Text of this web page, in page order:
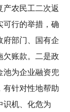
农民工二次返
可行的举措，确
部门、国有企
欠账款。二是政
池为企业融资兜
有针对性地帮助
识机、化危为